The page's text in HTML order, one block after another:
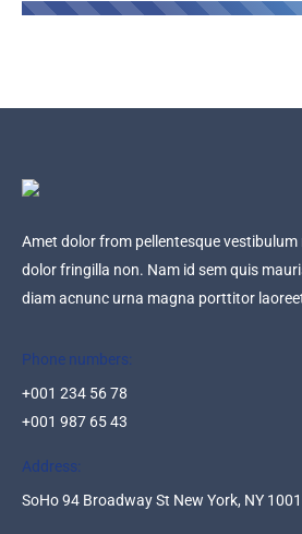
Amet dolor from pellentesque
dolor fringilla non. Nam id sem quis
diam acnunc urna magna porttitor
Phone numbers:
+001 234 56 78
+001 987 65 43
Address:
SoHo 94 Broadway St New York, NY 1001